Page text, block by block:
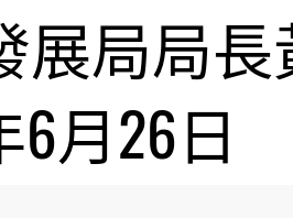
展局局長
6月26日